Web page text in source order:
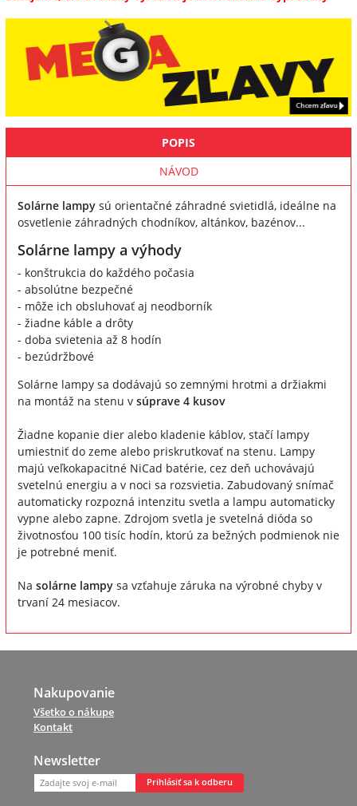
POPIS
NÁVOD
Solárne lampy sú orientačné záhradné svietidlá, ideálne na
osvetlenie záhradných chodníkov, altánkov, bazénov...
Solárne lampy a výhody
- konštrukcia do každého počasia
- absolútne bezpečné
- môže ich obsluhovať aj neodborník
- žiadne káble a drôty
- doba svietenia až 8 hodín
- bezúdržbové
Solárne lampy sa dodávajú so zemnými hrotmi a držiakmi
na montáž na stenu v súprave 4 kusov
Žiadne kopanie dier alebo kladenie káblov, stačí lampy
umiestniť do zeme alebo priskrutkovať na stenu. Lampy
majú veľkokapacitné NiCad batérie, cez deň uchovávajú
svetelnú energiu a v noci sa rozsvietia. Zabudovaný snímač
automaticky rozpozná intenzitu svetla a lampu automaticky
vypne alebo zapne. Zdrojom svetla je svetelná dióda so
životnosťou 100 tisíc hodín, ktorú za bežných podmienok nie
je potrebné meniť.
Na solárne lampy sa vzťahuje záruka na výrobné chyby v
trvaní 24 mesiacov.
Nakupovanie
Všetko o nákupe
Kontakt
Newsletter
Prihlásiť sa k odberu